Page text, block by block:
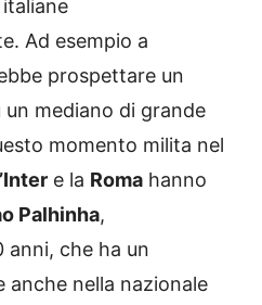
Ad esempio a
prospettare un
un mediano di grande
momento milita nel
e la Roma hanno
Palhinha,
che ha un
nella nazionale